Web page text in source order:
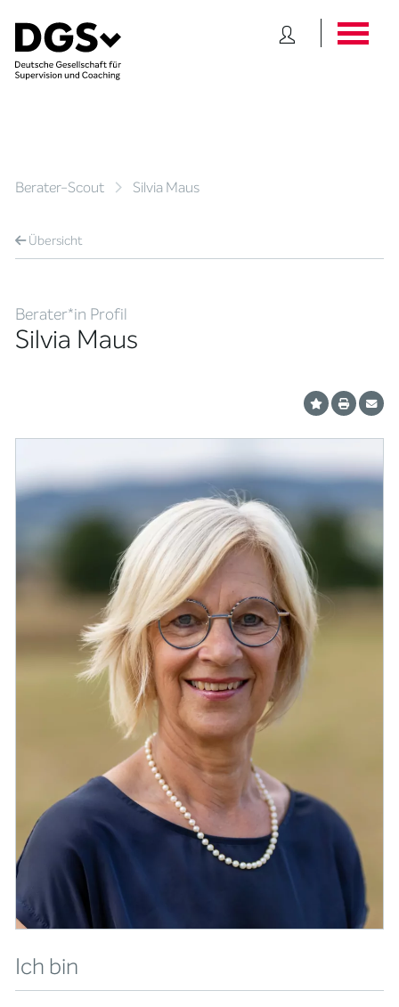
Berater-Scout Silvia Maus
Übersicht
Berater*in Profil
Silvia Maus
Ich bin